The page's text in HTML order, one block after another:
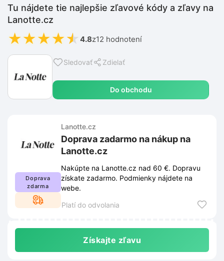
Sledovať Zdielať
Do obchodu
Tu nájdete tie najlepšie zľavové kódy a zľavy na
Lanotte.cz
★★★★★ 4.8z12 hodnotení
Doprava
zdarma
Lanotte.cz
Doprava zadarmo na nákup na
Lanotte.cz
Nakúpte na Lanotte.cz nad 60 €. Dopravu
získate zadarmo. Podmienky nájdete na
webe.
Platí do odvolania
Získajte zľavu